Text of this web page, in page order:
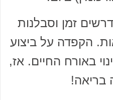
זמן וסבלנות
הקפדה על ביצוע
באורח החיים. אז,
בריאה!